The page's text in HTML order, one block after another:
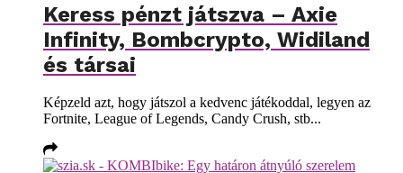
Keress pénzt játszva – Axie
Infinity, Bombcrypto, Widiland
és társai
Képzeld azt, hogy játszol a kedvenc játékoddal, legyen az
Fortnite, League of Legends, Candy Crush, stb...